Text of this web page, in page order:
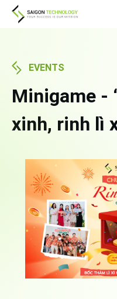
EVENTS
Minigame -
xinh, rinh lì